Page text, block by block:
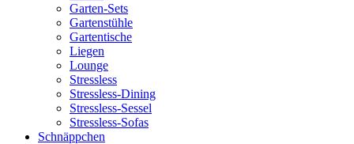
Garten-Sets
Gartenstühle
Gartentische
Liegen
Lounge
Stressless
Stressless-Dining
Stressless-Sessel
Stressless-Sofas
Schnäppchen